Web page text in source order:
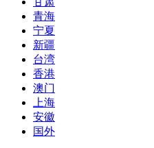
青海
宁夏
新疆
台湾
香港
澳门
上海
安徽
国外